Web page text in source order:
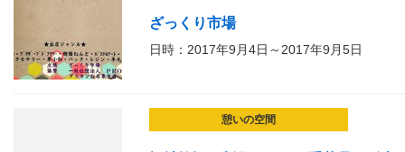
ざっくり市場
日時：2017年9月4日～2017年9月5日
憩いの空間